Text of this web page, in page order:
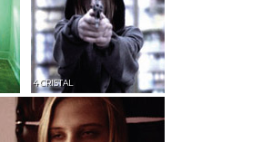
4 CRISTAL